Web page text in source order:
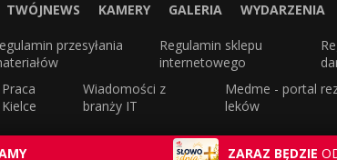
ZARAZ BĘDZIE
TWÓJNEWS KAMERY GALERIA WYDARZENIA
przesyłania
Regulamin sklepu
internetowego
Praca
Kielce
Wiadomości z
branży IT
Medme - portal
leków